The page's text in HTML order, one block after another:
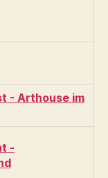
- Arthouse im
-